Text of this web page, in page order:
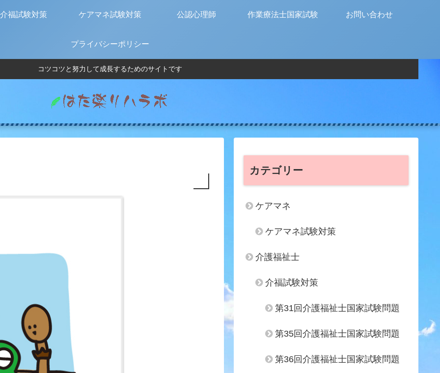
コツコツと努力して成長するためのサイトです
介福試験対策 ケアマネ試験対策 公認心理師 作業療法士国家試験 お問い合わせ
プライバシーポリシー
カテゴリー
ケアマネ
ケアマネ試験対策
介護福祉士
介福試験対策
第31回介護福祉士国家試験問題
第35回介護福祉士国家試験問題
第36回介護福祉士国家試験問題